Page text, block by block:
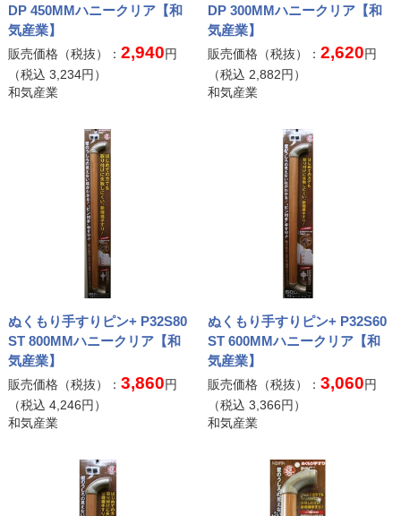
DP 450MMハニークリア【和
気産業】
販売価格（税抜）： 2,940円
（税込 3,234円）
和気産業
DP 300MMハニークリア【和
気産業】
販売価格（税抜）：2,620円
（税込 2,882円）
和気産業
ぬくもり手すりピン+ P32S80
ST 800MMハニークリア【和
気産業】
販売価格（税抜）： 3,860円
（税込 4,246円）
和気産業
ぬくもり手すりピン+ P32S60
ST 600MMハニークリア【和
気産業】
販売価格（税抜）：3,060円
（税込3,366円）
和気産業